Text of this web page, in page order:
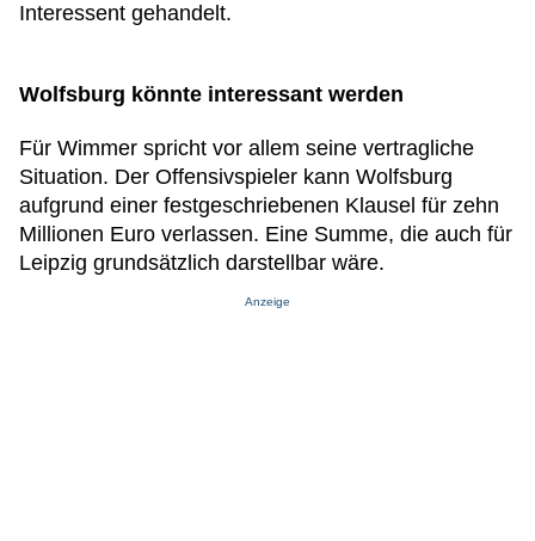
Interessent gehandelt.
Wolfsburg könnte interessant werden
Für Wimmer spricht vor allem seine vertragliche
Situation. Der Offensivspieler kann Wolfsburg
aufgrund einer festgeschriebenen Klausel für zehn
Millionen Euro verlassen. Eine Summe, die auch für
Leipzig grundsätzlich darstellbar wäre.
Anzeige